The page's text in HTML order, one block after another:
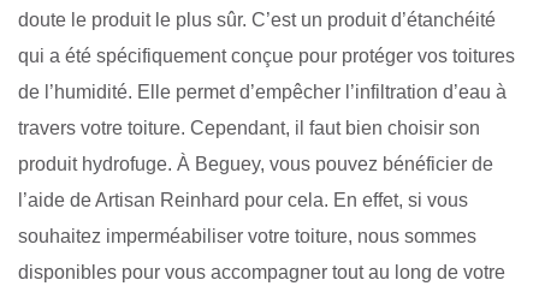
doute le produit le plus sûr. C’est un produit d’étanchéité
qui a été spécifiquement conçue pour protéger vos toitures
de l’humidité. Elle permet d’empêcher l’infiltration d’eau à
travers votre toiture. Cependant, il faut bien choisir son
produit hydrofuge. À Beguey, vous pouvez bénéficier de
l’aide de Artisan Reinhard pour cela. En effet, si vous
souhaitez imperméabiliser votre toiture, nous sommes
disponibles pour vous accompagner tout au long de votre